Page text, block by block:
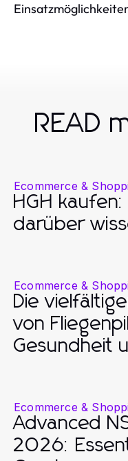
READ
Ecommerce &
HGH
darüber
Ecommerce &
Die
von
Gesundheit
Ecommerce &
Advanced
2026: